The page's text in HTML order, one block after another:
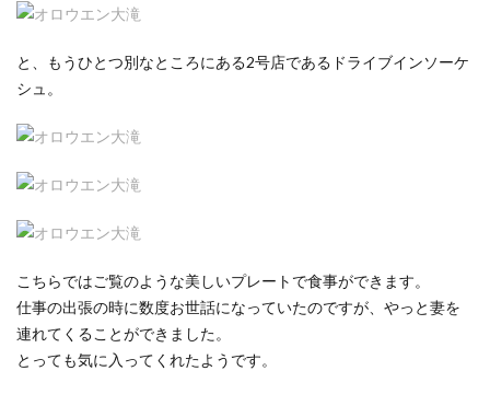
と、もうひとつ別なところにある2号店であるドライブインソーケ
シュ。
こちらではご覧のような美しいプレートで食事ができます。
仕事の出張の時に数度お世話になっていたのですが、やっと妻を
連れてくることができました。
とっても気に入ってくれたようです。